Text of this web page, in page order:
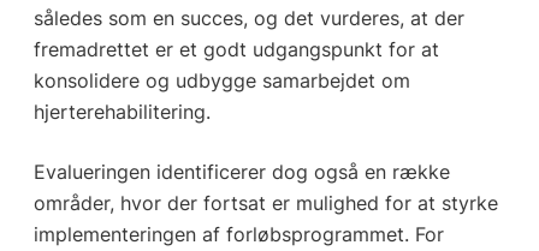
således som en succes, og det vurderes, at der
fremadrettet er et godt udgangspunkt for at
konsolidere og udbygge samarbejdet om
hjerterehabilitering.
Evalueringen identificerer dog også en række
områder, hvor der fortsat er mulighed for at styrke
implementeringen af forløbsprogrammet. For